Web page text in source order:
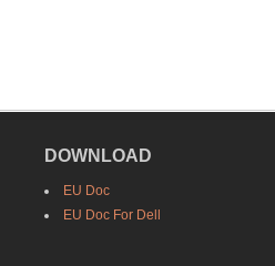
DOWNLOAD
EU Doc
EU Doc For Dell